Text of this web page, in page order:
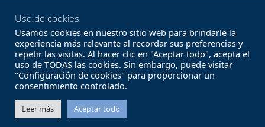
Copyright FEMP
Accesibilidad
Términos legales
Política de privacidad
Términos y condiciones de uso
Contacto
Uso de cookies
Usamos cookies en nuestro sitio web para brindarle la
experiencia más relevante al recordar sus preferencias y
repetir las visitas. Al hacer clic en "Aceptar todo", acepta el
uso de TODAS las cookies. Sin embargo, puede visitar
"Configuración de cookies" para proporcionar un
consentimiento controlado.
Leer más Aceptar todo